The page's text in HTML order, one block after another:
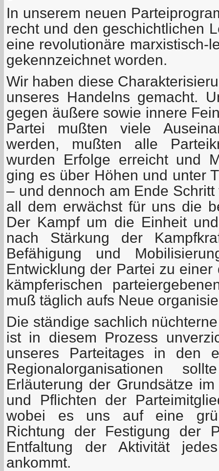
In unserem neuen
recht und den geschichtlichen
eine revolutionäre marxistisch-
gekennzeichnet worden.
Wir haben diese
unseres Handelns gemacht.
gegen äußere sowie innere
Partei mußten viele
werden, mußten alle
wurden Erfolge erreicht und
ging es über Höhen und unter
– und dennoch am Ende
all dem erwächst für uns die
Der Kampf um die Einheit
nach Stärkung der
Befähigung und
Entwicklung der Partei zu
kämpferischen
muß täglich aufs Neue
Die ständige sachlich
ist in diesem Prozess
unseres Parteitages in den
Regionalorganisationen
Erläuterung der Grundsätze
und Pflichten der
wobei es uns auf eine
Richtung der Festigung der
Entfaltung der Aktivität
ankommt.